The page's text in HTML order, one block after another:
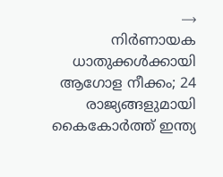
നിർണായക
ധാതുക്കൾക്കായി
ആഗോള നീക്കം; 24
രാജ്യങ്ങളുമായി
കൈകോർത്ത് ഇന്ത്യ
⟶